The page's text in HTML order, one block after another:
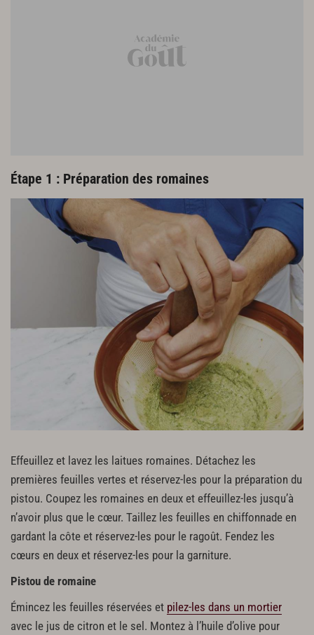
Garniture
12 cèpes bouchons
1 filet d’huile d’olive
Dressage et finitions
Étape 1 : Préparation des romaines
Effeuillez et lavez les laitues romaines. Détachez les
premières feuilles vertes et réservez-les pour la préparation du
pistou. Coupez les romaines en deux et effeuillez-les jusqu’à
n’avoir plus que le cœur. Taillez les feuilles en chiffonnade en
gardant la côte et réservez-les pour le ragoût. Fendez les
cœurs en deux et réservez-les pour la garniture.
Pistou de romaine
Émincez les feuilles réservées et pilez-les dans un mortier
avec le jus de citron et le sel. Montez à l’huile d’olive pour